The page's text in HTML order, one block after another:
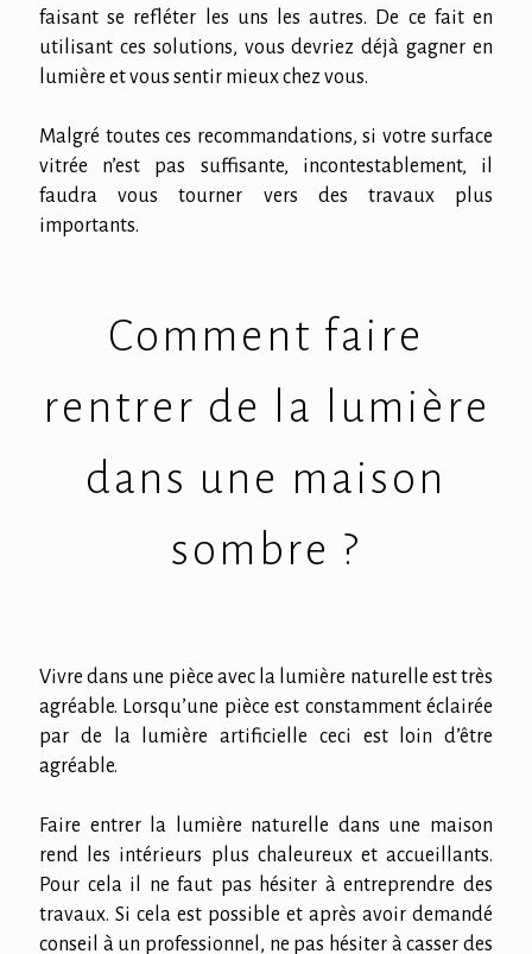
faisant se refléter les uns les autres. De ce fait en
utilisant ces solutions, vous devriez déjà gagner en
lumière et vous sentir mieux chez vous.
Malgré toutes ces recommandations, si votre surface
vitrée n’est pas suffisante, incontestablement, il
faudra vous tourner vers des travaux plus
importants.
Comment faire
rentrer de la lumière
dans une maison
sombre ?
Vivre dans une pièce avec la lumière naturelle est très
agréable. Lorsqu’une pièce est constamment éclairée
par de la lumière artificielle ceci est loin d’être
agréable.
Faire entrer la lumière naturelle dans une maison
rend les intérieurs plus chaleureux et accueillants.
Pour cela il ne faut pas hésiter à entreprendre des
travaux. Si cela est possible et après avoir demandé
conseil à un professionnel, ne pas hésiter à casser des